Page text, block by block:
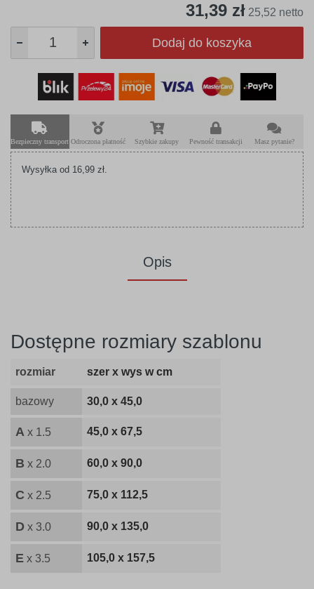
31,39 zł 25,52 netto
Dodaj do koszyka
Bezpieczny transport Odroczona płatność Szybkie zakupy Pewność transakcji Masz pytanie?
Wysyłka od 16,99 zł.
Opis
Dostępne rozmiary szablonu
rozmiar szer x wys w cm
bazowy 30,0 x 45,0
A x 1.5 45,0 x 67,5
B x 2.0 60,0 x 90,0
C x 2.5 75,0 x 112,5
D x 3.0 90,0 x 135,0
E x 3.5 105,0 x 157,5